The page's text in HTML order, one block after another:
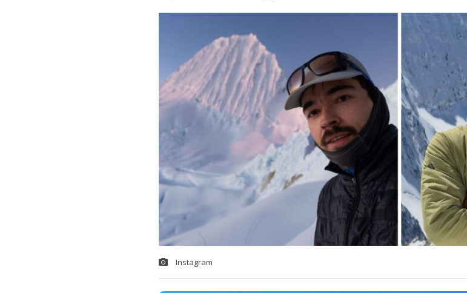
Instagram